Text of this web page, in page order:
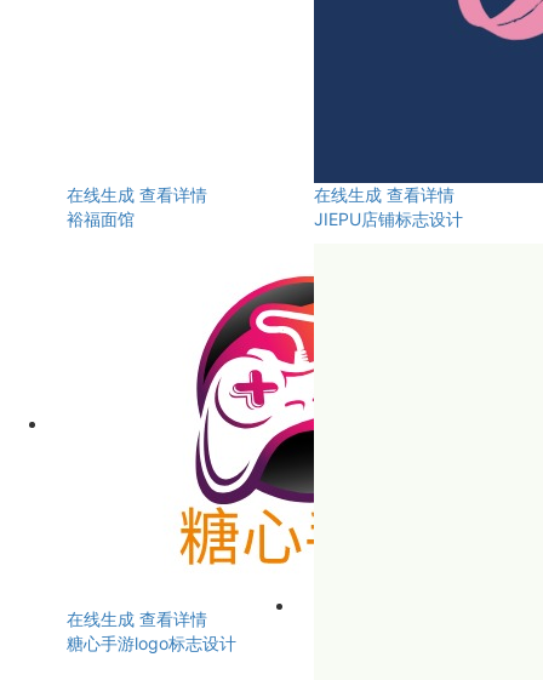
在线生成 查看详情
裕福面馆
在线生成 查看详情
JIEPU店铺标志设计
在线生成 查看详情
糖心手游logo标志设计